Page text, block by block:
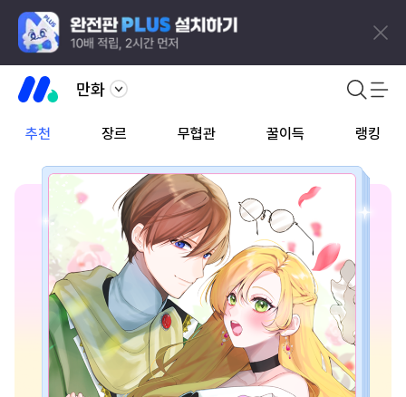
만화
추천 장르 무협관 꿀이득 랭킹